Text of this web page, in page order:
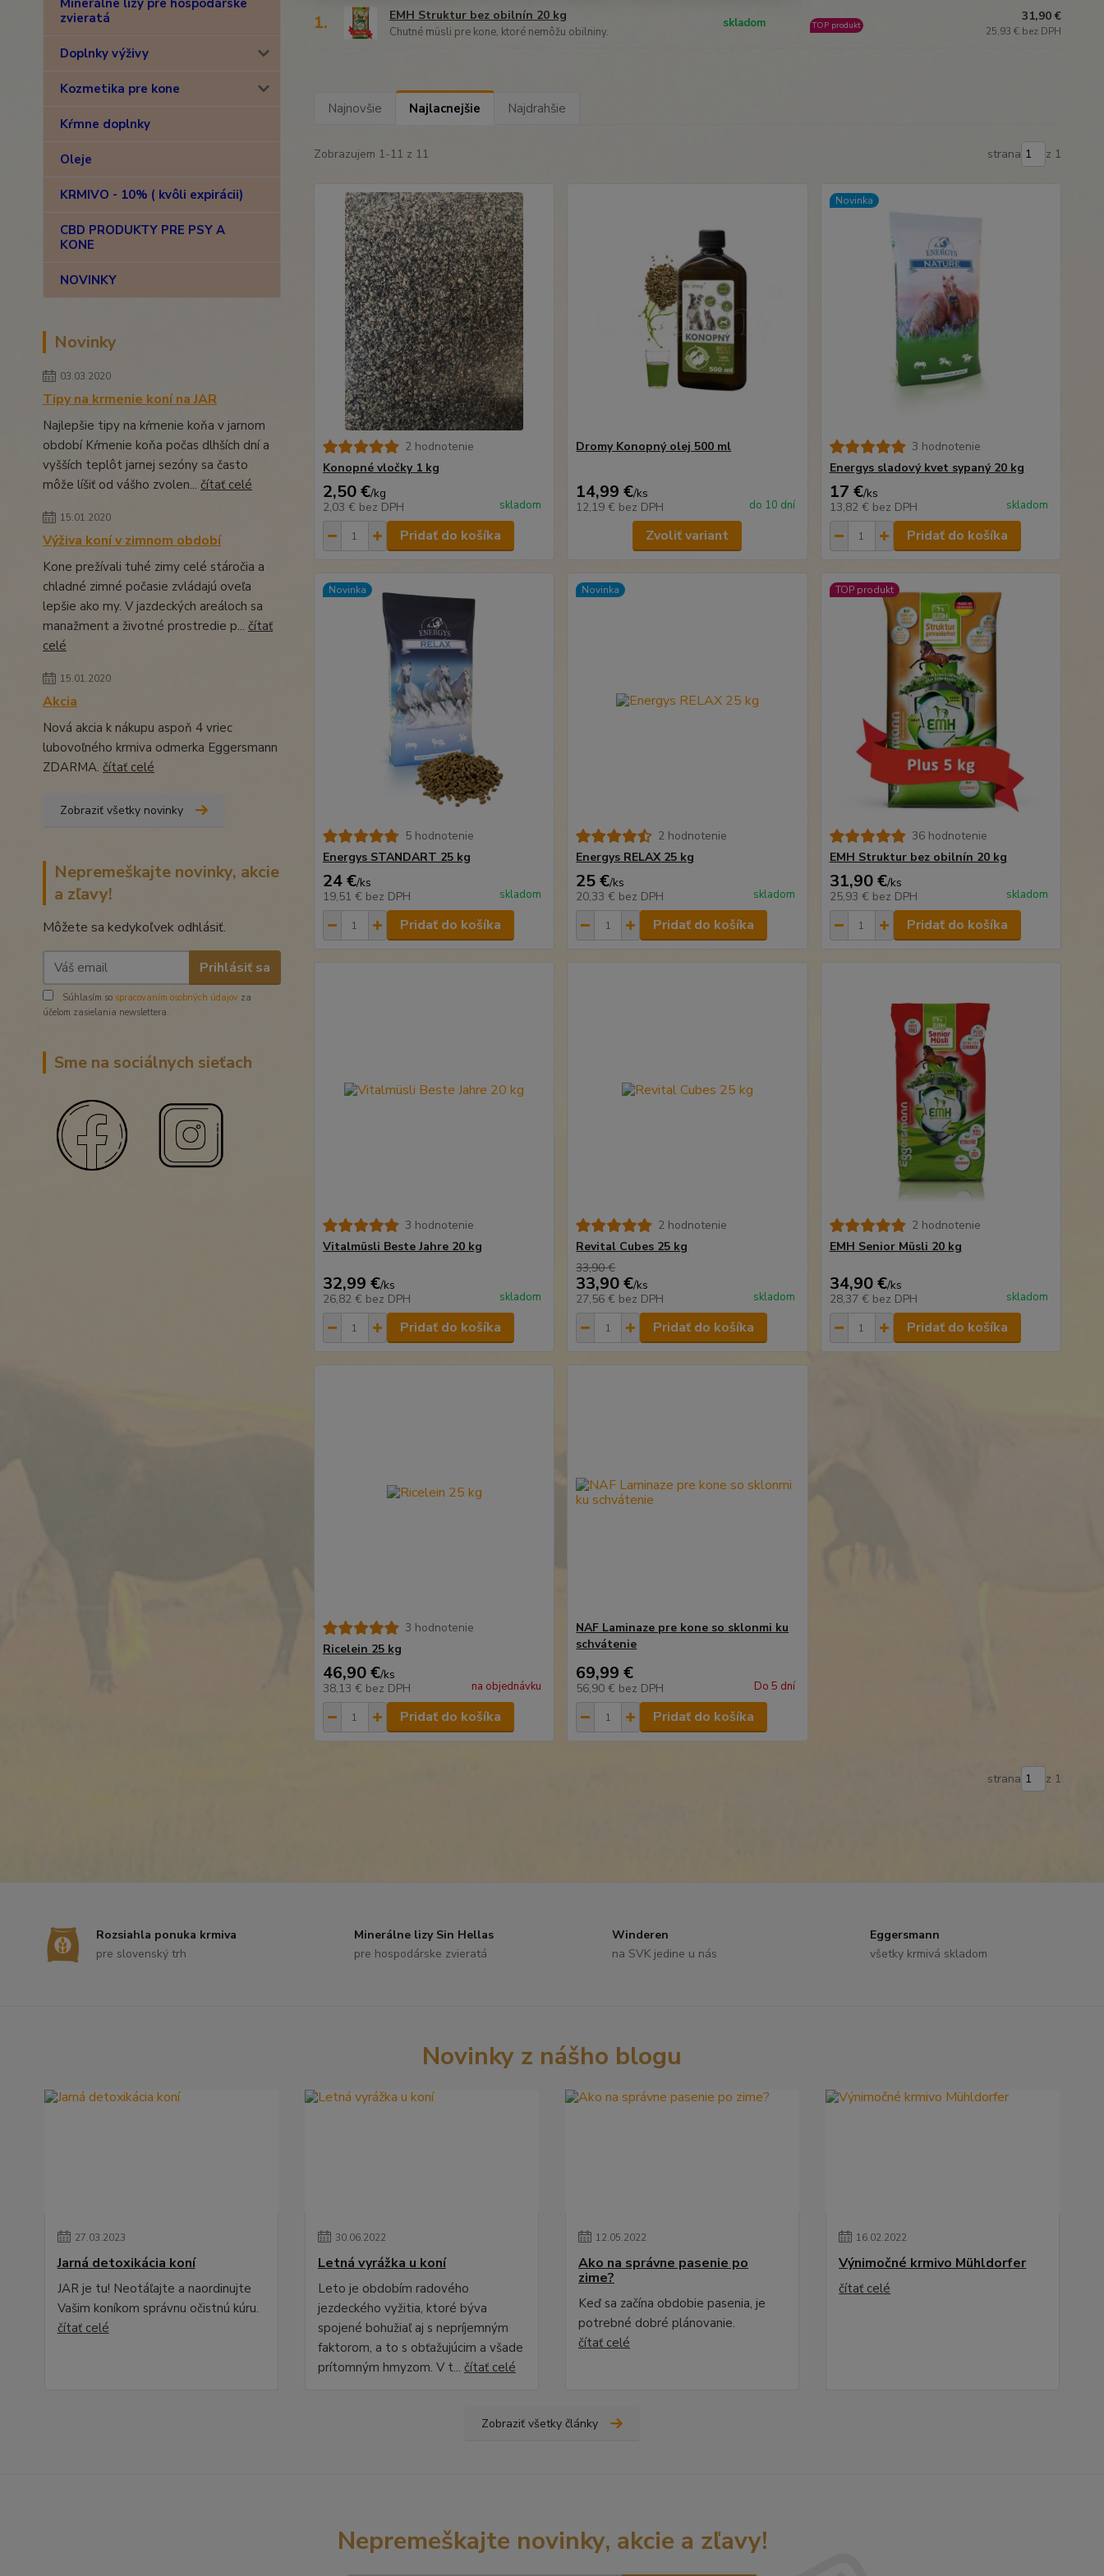
Minerálne lizy pre hospodárske
zvieratá
Doplnky výživy
Kozmetika pre kone
Kŕmne doplnky
Oleje
KRMIVO - 10% ( kvôli expirácii)
CBD PRODUKTY PRE PSY A
KONE
NOVINKY
Novinky
03.03.2020
Tipy na krmenie koní na JAR
Najlepšie tipy na kŕmenie koňa v jarnom
období Kŕmenie koňa počas dlhších dní a
vyšších teplôt jarnej sezóny sa často
môže líšiť od vášho zvolen... čítať celé
15.01.2020
Výživa koní v zimnom období
Kone prežívali tuhé zimy celé stáročia a
chladné zimné počasie zvládajú oveľa
lepšie ako my. V jazdeckých areáloch sa
manažment a životné prostredie p... čítať
celé
15.01.2020
Akcia
Nová akcia k nákupu aspoň 4 vriec
lubovoľného krmiva odmerka Eggersmann
ZDARMA. čítať celé
Zobraziť všetky novinky
Nepremeškajte novinky, akcie
a zľavy!
Môžete sa kedykoľvek odhlásiť.
Prihlásiť sa
Súhlasím so spracovaním osobných údajov za
účelom zasielania newslettera.
Sme na sociálnych sieťach
1. EMH Struktur bez obilnín 20 kg
Chutné müsli pre kone, ktoré nemôžu obilniny.
skladom TOP produkt
31,90 €
25,93 € bez DPH
Najnovšie Najlacnejšie Najdrahšie
Zobrazujem 1-11 z 11 strana z 1
2 hodnotenie
Konopné vločky 1 kg
2,50 €/kg
2,03 € bez DPH skladom
Pridať do košíka
Dromy Konopný olej 500 ml
14,99 €/ks
12,19 € bez DPH do 10 dní
Zvoliť variant
Novinka
3 hodnotenie
Energys sladový kvet sypaný 20 kg
17 €/ks
13,82 € bez DPH skladom
Pridať do košíka
Novinka
5 hodnotenie
Energys STANDART 25 kg
24 €/ks
19,51 € bez DPH skladom
Pridať do košíka
Novinka
2 hodnotenie
Energys RELAX 25 kg
25 €/ks
20,33 € bez DPH skladom
Pridať do košíka
TOP produkt
36 hodnotenie
EMH Struktur bez obilnín 20 kg
31,90 €/ks
25,93 € bez DPH skladom
Pridať do košíka
3 hodnotenie
Vitalmüsli Beste Jahre 20 kg
32,99 €/ks
26,82 € bez DPH skladom
Pridať do košíka
2 hodnotenie
Revital Cubes 25 kg
33,90 €
33,90 €/ks
27,56 € bez DPH skladom
Pridať do košíka
2 hodnotenie
EMH Senior Müsli 20 kg
34,90 €/ks
28,37 € bez DPH skladom
Pridať do košíka
3 hodnotenie
Ricelein 25 kg
46,90 €/ks
38,13 € bez DPH na objednávku
Pridať do košíka
NAF Laminaze pre kone so sklonmi ku
schvátenie
69,99 €
56,90 € bez DPH Do 5 dní
Pridať do košíka
strana z 1
Rozsiahla ponuka krmiva
pre slovenský trh
Minerálne lizy Sin Hellas
pre hospodárske zvieratá
Winderen
na SVK jedine u nás
Eggersmann
všetky krmivá skladom
Novinky z nášho blogu
27.03.2023
Jarná detoxikácia koní
JAR je tu! Neotáľajte a naordinujte
Vašim koníkom správnu očistnú kúru.
čítať celé
30.06.2022
Letná vyrážka u koní
Leto je obdobím radového
jezdeckého vyžitia, ktoré býva
spojené bohužiaľ aj s nepríjemným
faktorom, a to s obťažujúcim a všade
prítomným hmyzom. V t... čítať celé
12.05.2022
Ako na správne pasenie po
zime?
Keď sa začína obdobie pasenia, je
potrebné dobré plánovanie.
čítať celé
16.02.2022
Výnimočné krmivo Mühldorfer
čítať celé
Zobraziť všetky články
Nepremeškajte novinky, akcie a zľavy!